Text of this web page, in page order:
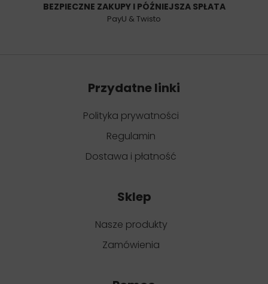
BEZPIECZNE ZAKUPY I PÓŹNIEJSZA SPŁATA
PayU & Twisto
Przydatne linki
Polityka prywatności
Regulamin
Dostawa i płatność
Sklep
Nasze produkty
Zamówienia